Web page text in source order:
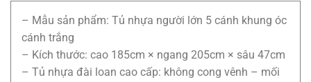
là:
4.000.000₫.
tại
là:
– Mẫu sản phẩm: Tủ nhựa người lớn 5 cánh khung óc
cánh trắng
– Kích thước: cao 185cm × ngang 205cm × sâu 47cm
– Tủ nhựa đài loan cao cấp: không cong vênh – mối